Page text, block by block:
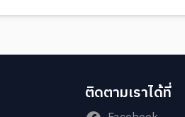
ติดตามเราได้ที่